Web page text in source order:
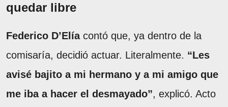
quedar libre
Federico D’Elíacontó que, ya dentro de la
comisaría, decidió actuar. Literalmente. “Les
avisé bajito a mi hermano y a mi amigo que
me iba a hacer el desmayado”, explicó. Acto